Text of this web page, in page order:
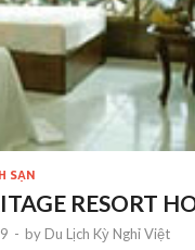
SẠN
RESORT
- by Du Lịch Kỳ Nghỉ Việt